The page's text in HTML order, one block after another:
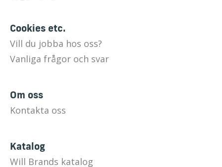
Cookies etc.
Vill du jobba hos oss?
Vanliga frågor och svar
Om oss
Kontakta oss
Katalog
Will Brands katalog